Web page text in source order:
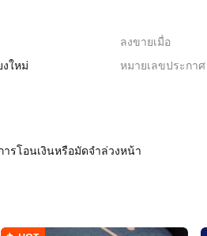
ลงขายเมื่อ
งใหม่ หมายเลขประกาศ
รโอนเงินหรือมัดจำล่วงหน้า